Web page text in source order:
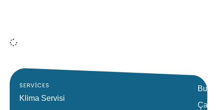
SERVICES
Klima Servisi